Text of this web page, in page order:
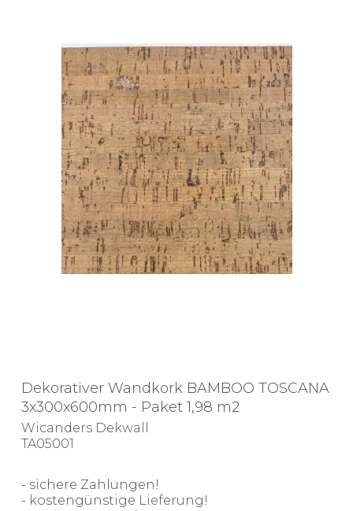
Dekorativer Wandkork BAMBOO TOSCANA
3x300x600mm - Paket 1,98 m2
Wicanders Dekwall
TA05001
- sichere Zahlungen!
- kostengünstige Lieferung!